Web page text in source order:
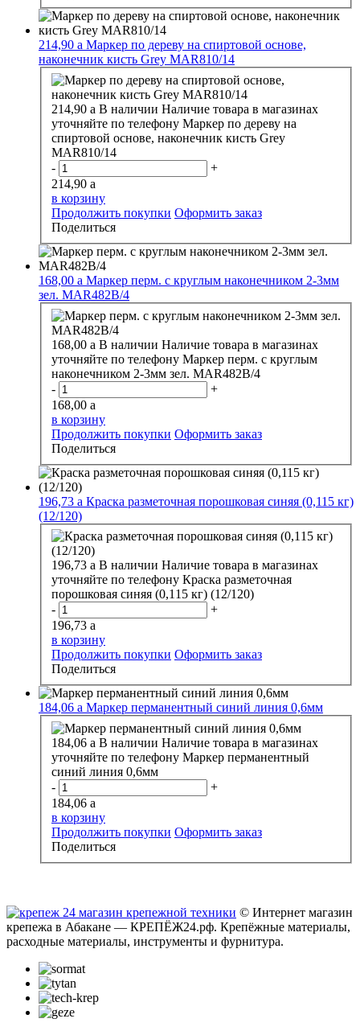
214,90 a Маркер по дереву на спиртовой основе,
наконечник кисть Grey MAR810/14
214,90 a В наличии Наличие товара в магазинах
уточняйте по телефону Маркер по дереву на
спиртовой основе, наконечник кисть Grey
MAR810/14
-
+
214,90 a
в корзину
Продолжить покупки Оформить заказ
Поделиться
168,00 a Маркер перм. с круглым наконечником 2-3мм
зел. MAR482В/4
168,00 a В наличии Наличие товара в магазинах
уточняйте по телефону Маркер перм. с круглым
наконечником 2-3мм зел. MAR482В/4
-
+
168,00 a
в корзину
Продолжить покупки Оформить заказ
Поделиться
196,73 a Краска разметочная порошковая синяя (0,115 кг)
(12/120)
196,73 a В наличии Наличие товара в магазинах
уточняйте по телефону Краска разметочная
порошковая синяя (0,115 кг) (12/120)
-
+
196,73 a
в корзину
Продолжить покупки Оформить заказ
Поделиться
184,06 a Маркер перманентный синий линия 0,6мм
184,06 a В наличии Наличие товара в магазинах
уточняйте по телефону Маркер перманентный
синий линия 0,6мм
-
+
184,06 a
в корзину
Продолжить покупки Оформить заказ
Поделиться
© Интернет магазин
крепежа в Абакане — КРЕПЁЖ24.рф. Крепёжные материалы,
расходные материалы, инструменты и фурнитура.